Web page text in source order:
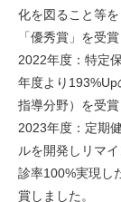
化を図ること等
「優秀賞」を受賞
2022年度：特定
年度より
指導分野） を受賞
2023年度：定期
ルを開発しリマ
診率100%実現 し
賞しました。